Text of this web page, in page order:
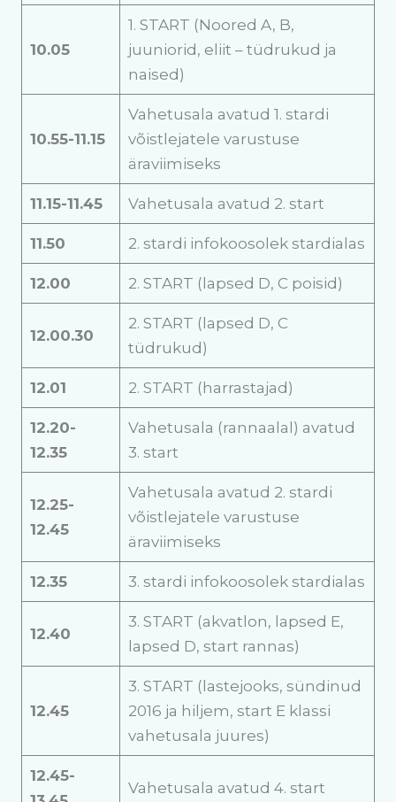
10.05
1. START (Noored A, B,
juuniorid, eliit – tüdrukud ja
naised)
10.55-11.15
Vahetusala avatud 1. stardi
võistlejatele varustuse
äraviimiseks
11.15-11.45 Vahetusala avatud 2. start
11.50 2. stardi infokoosolek stardialas
12.00 2. START (lapsed D, C poisid)
12.00.30
2. START (lapsed D, C
tüdrukud)
12.01 2. START (harrastajad)
12.20-
12.35
Vahetusala (rannaalal) avatud
3. start
12.25-
12.45
Vahetusala avatud 2. stardi
võistlejatele varustuse
äraviimiseks
12.35 3. stardi infokoosolek stardialas
12.40
3. START (akvatlon, lapsed E,
lapsed D, start rannas)
12.45
3. START (lastejooks, sündinud
2016 ja hiljem, start E klassi
vahetusala juures)
12.45-
Vahetusala avatud 4. start